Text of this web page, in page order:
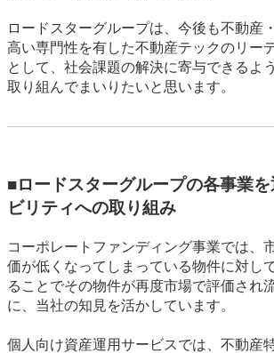
ロードスターグループは、今後も不動産
高い専門性を有した不動産テックのリー
として、社会課題の解決に寄与できるよ
取り組んでまいりたいと思います。
■ロードスターグループの各事業
ビリティへの取り組み
コーポレートファンディング事業では、
価が低くなってしまっている物件に対し
ることでその物件が再度市場で評価され
に、当社の知見を活かしています。
個人向け資産運用サービスでは、不動産